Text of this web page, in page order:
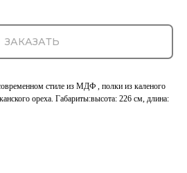
ЗАКАЗАТЬ
стиле из МДФ , полки из каленого
ореха. Габариты:высота: 226 см, длина: